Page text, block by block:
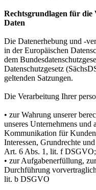
Rechtsgrundlagen für die
Daten
Die Datenerhebung und -
in der Europäischen
dem
Datenschutzgesetz
geltenden Satzungen.
Die Verarbeitung Ihrer
• zur Wahrung unserer
unseres Unternehmens
Kommunikation für
Interessen, Grundrechte
Art. 6 Abs. 1, lit. f DSGVO;
• zur Aufgabenerfüllung,
Durchführung
lit. b DSGVO